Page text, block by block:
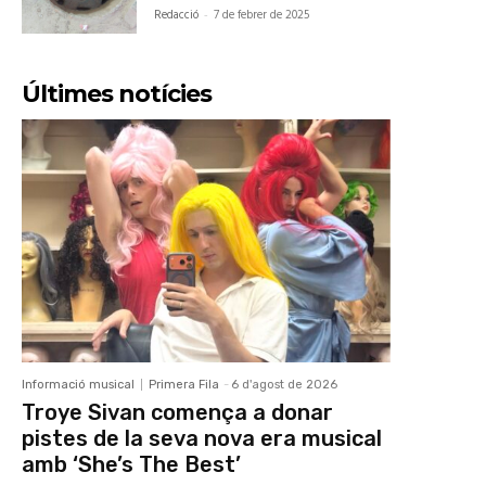
Redacció - 7 de febrer de 2025
Últimes notícies
Informació musical Primera Fila - 6 d'agost de 2026
Troye Sivan comença a donar
pistes de la seva nova era musical
amb ‘She’s The Best’